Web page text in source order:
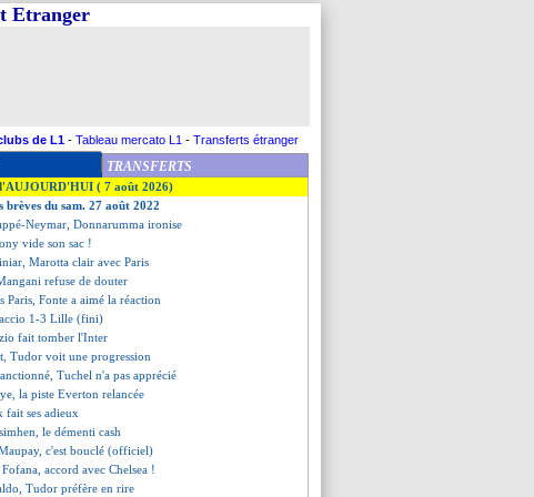
Etranger
de L1 - Tableau mercato L1 - Transferts étranger
TRANSFERTS
( 7 août 2026)
brèves du sam. 27 août 2022
Neymar, Donnarumma ironise
vide son sac !
Marotta clair avec Paris
refuse de douter
Paris, Fonte a aimé la réaction
1-3 Lille (fini)
fait tomber l'Inter
Tudor voit une progression
Tuchel n'a pas apprécié
la piste Everton relancée
fait ses adieux
le démenti cash
c'est bouclé (officiel)
Fofana, accord avec Chelsea !
Tudor préfère en rire